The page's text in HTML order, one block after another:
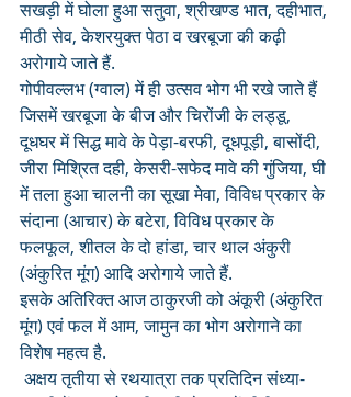
सखड़ी में घोला हुआ सतुवा, श्रीखण्ड भात, दहीभात,
मीठी सेव, केशरयुक्त पेठा व खरबूजा की कढ़ी
अरोगाये जाते हैं.
गोपीवल्लभ (ग्वाल) में ही उत्सव भोग भी रखे जाते हैं
जिसमें खरबूजा के बीज और चिरोंजी के लड्डू,
दूधघर में सिद्ध मावे के पेड़ा-बरफी, दूधपूड़ी, बासोंदी,
जीरा मिश्रित दही, केसरी-सफेद मावे की गुंजिया, घी
में तला हुआ चालनी का सूखा मेवा, विविध प्रकार के
संदाना (आचार) के बटेरा, विविध प्रकार के
फलफूल, शीतल के दो हांडा, चार थाल अंकुरी
(अंकुरित मूंग) आदि अरोगाये जाते हैं.
इसके अतिरिक्त आज ठाकुरजी को अंकूरी (अंकुरित
मूंग) एवं फल में आम, जामुन का भोग अरोगाने का
विशेष महत्व है.